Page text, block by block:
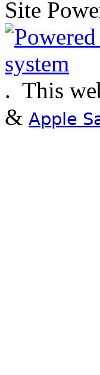
Site
. This
& Apple